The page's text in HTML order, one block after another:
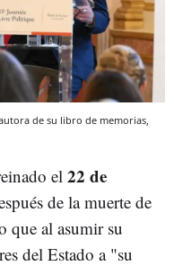
de su libro de memorias,
el 22 de
de la muerte de
que al asumir su
del Estado a "su